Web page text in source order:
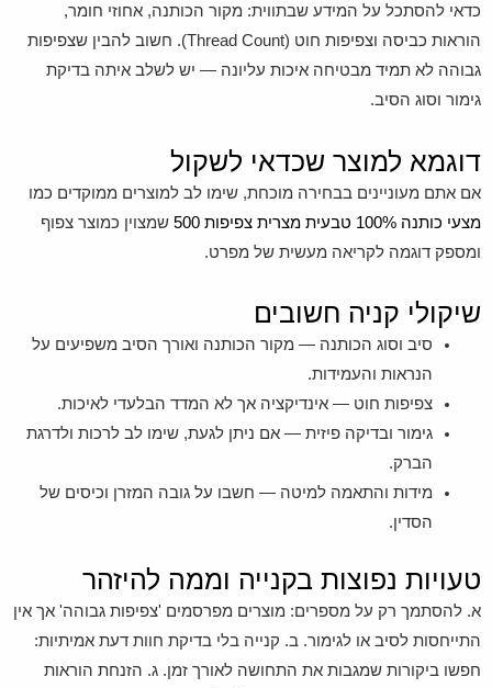
כדאי להסתכל על המידע שבתווית: מקור הכותנה, אחוזי חומר,
הוראות כביסה וצפיפות חוט (Thread Count). חשוב להבין שצפיפות
גבוהה לא תמיד מבטיחה איכות עליונה — יש לשלב איתה בדיקת
גימור וסוג הסיב.
דוגמא למוצר שכדאי לשקול
אם אתם מעוניינים בבחירה מוכחת, שימו לב למוצרים ממוקדים כמו
מצעי כותנה 100% טבעית מצרית צפיפות 500
שמצוין כמוצר צפוף
ומספק דוגמה לקריאה מעשית של מפרט.
שיקולי קניה חשובים
סיב וסוג הכותנה — מקור הכותנה ואורך הסיב משפיעים על
הנראות והעמידות.
צפיפות חוט — אינדיקציה אך לא המדד הבלעדי לאיכות.
גימור ובדיקה פיזית — אם ניתן לגעת, שימו לב לרכות ולדרגת
הברק.
מידות והתאמה למיטה — חשבו על גובה המזרן וכיסים של
הסדין.
טעויות נפוצות בקנייה וממה להיזהר
א. להסתמך רק על מספרים: מוצרים מפרסמים 'צפיפות גבוהה' אך אין
התייחסות לסיב או לגימור. ב. קנייה בלי בדיקת חוות דעת אמיתיות:
חפשו ביקורות שמגבות את התחושה לאורך זמן. ג. הזנחת הוראות